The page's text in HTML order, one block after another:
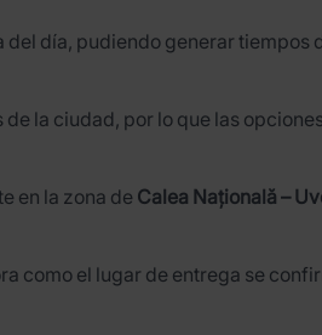
día, pudiendo generar tiempos
la ciudad, por lo que las
en la zona de Calea Națională –
como el lugar de entrega se